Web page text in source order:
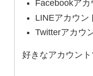
Facebookアカ
LINEアカウン
Twitterアカウ
好きなアカウント